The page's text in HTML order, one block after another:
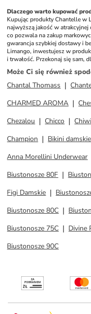
Dlaczego warto kupować
Kupując produkty Chantelle w
najwyższą jakość w
co pozwala na zakup
gwarancja szybkiej dostawy i
Limango, inwestujesz w
i trwałość. Przekonaj się sam,
Może Ci się również
Chantal Thomass
CHARMED AROMA
Chezalou
Chicco
Champion
Bikini damskie
Anna Morellini Underwear
Biustonosze 80F
Figi Damskie
Biustonosze 80C
Biustonosze 75C
Divine
Biustonosze 90C